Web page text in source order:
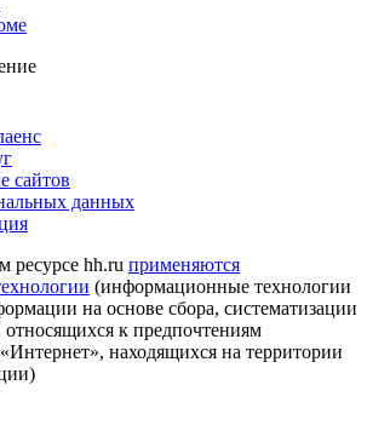
сайтов
данных
hh.ru применяются
(информационные технологии
на основе сбора, систематизации
относящихся к предпочтениям
находящихся на территории